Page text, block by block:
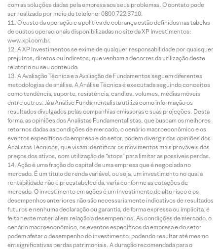
com as soluções dadas pela empresa aos seus problemas. O contato pode
ser realizado por meio do telefone: 0800 722 3710.
O custo da operação e a política de cobrança estão definidos nas tabelas
de custos operacionais disponibilizadas no site da XP Investimentos:
www.xpi.com.br.
A XP Investimentos se exime de qualquer responsabilidade por quaisquer
prejuízos, diretos ou indiretos, que venham a decorrer da utilização deste
relatório ou seu conteúdo.
A Avaliação Técnica e a Avaliação de Fundamentos seguem diferentes
metodologias de análise. A Análise Técnica é executada seguindo conceitos
como tendência, suporte, resistência, candles, volumes, médias móveis
entre outros. Já a Análise Fundamentalista utiliza como informação os
resultados divulgados pelas companhias emissoras e suas projeções. Desta
forma, as opiniões dos Analistas Fundamentalistas, que buscam os melhores
retornos dadas as condições de mercado, o cenário macroeconômico e os
eventos específicos da empresa e do setor, podem divergir das opiniões dos
Analistas Técnicos, que visam identificar os movimentos mais prováveis dos
preços dos ativos, com utilização de “stops” para limitar as possíveis perdas.
Ação é uma fração do capital de uma empresa que é negociada no
mercado. É um título de renda variável, ou seja, um investimento no qual a
rentabilidade não é preestabelecida, varia conforme as cotações de
mercado. O investimento em ações é um investimento de alto risco e os
desempenhos anteriores não são necessariamente indicativos de resultados
futuros e nenhuma declaração ou garantia, de forma expressa ou implícita, é
feita neste material em relação a desempenhos. As condições de mercado, o
cenário macroeconômico, os eventos específicos da empresa e do setor
podem afetar o desempenho do investimento, podendo resultar até mesmo
em significativas perdas patrimoniais. A duração recomendada para o